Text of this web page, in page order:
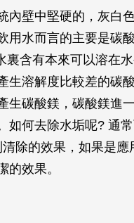
內壁中堅硬的，灰白
用水而言的主要是碳
裏含有本來可以溶在
生溶解度比較差的碳
生碳酸鎂，碳酸鎂進
如何去除水垢呢? 通
除的效果，如果是應
的效果。